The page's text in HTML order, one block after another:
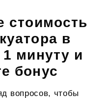
стоимость
в
минуту и
бонус
вопросов, чтобы